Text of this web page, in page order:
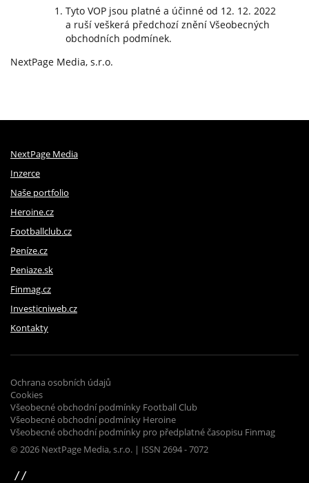
Tyto VOP jsou platné a účinné od 12. 12. 2022
a ruší veškerá předchozí znění Všeobecných
obchodních podmínek.
NextPage Media, s.r.o.
NextPage Media
Inzerce
Naše portfolio
Heroine.cz
Footballclub.cz
Peníze.cz
Peniaze.sk
Finmag.cz
Investicniweb.cz
Kontakty
Ochrana osobních údajů
Cookies
Všeobecné obchodní podmínky Football Club
Všeobecné obchodní podmínky Heroine
Všeobecné obchodní podmínky pro předplatné časopisu Finmag
© 2026 NextPage Media, s.r.o. | ISSN 2694 - 7072